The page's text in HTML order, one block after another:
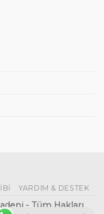
YARDIM & DESTEK
- Tüm Hakları